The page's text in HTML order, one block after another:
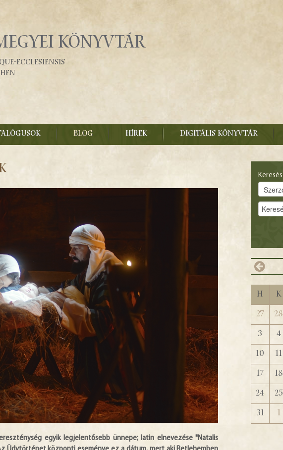
KÖNYVTÁR
Ecclesiensis
BLOG HÍREK DIGITÁLIS KÖNYVTÁR
egyik legjelentősebb ünnepe; latin elnevezése "Natalis
Keresés
H K
27
28
3
4
10
11
17
18
24
25
31
1